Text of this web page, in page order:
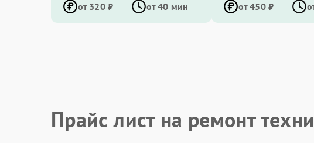
от 320 ₽ от 40 мин от 450 ₽
Прайс лист на ремонт